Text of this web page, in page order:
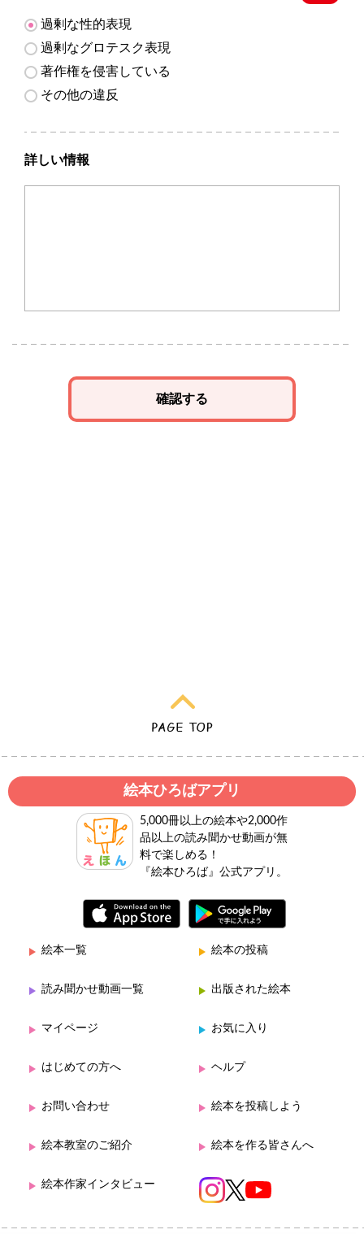
過剰な性的表現
過剰なグロテスク表現
著作権を侵害している
その他の違反
詳しい情報
確認する
絵本ひろばアプリ
5,000冊以上の絵本や2,000作
品以上の読み聞かせ動画が無
料で楽しめる！
『絵本ひろば』公式アプリ。
絵本一覧 絵本の投稿
読み聞かせ動画一覧 出版された絵本
マイページ お気に入り
はじめての方へ ヘルプ
お問い合わせ 絵本を投稿しよう
絵本教室のご紹介 絵本を作る皆さんへ
絵本作家インタビュー